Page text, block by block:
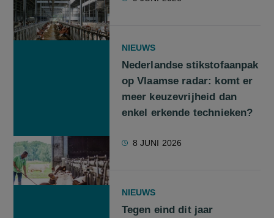
NIEUWS
Nederlandse stikstofaanpak
op Vlaamse radar: komt er
meer keuzevrijheid dan
enkel erkende technieken?
8 JUNI 2026
NIEUWS
Tegen eind dit jaar